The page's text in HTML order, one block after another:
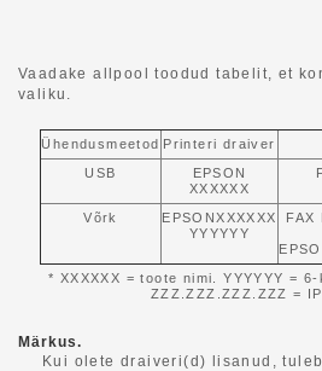
Vaadake allpool toodud tabelit, et
valiku.
Ühendusmeetod Printeri draiver
USB
EPSON
XXXXXX
Võrk
EPSONXXXXXX
YYYYYY
FAX
* XXXXXX = toote nimi. YYYYYY =
ZZZ.ZZZ.ZZZ.ZZZ =
Märkus.
Kui olete draiveri(d) lisanud,